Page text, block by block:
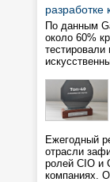
разработке
По данным
около 60%
тестировали
Ежегодный
отрасли
ролей CIO и
компаниях.